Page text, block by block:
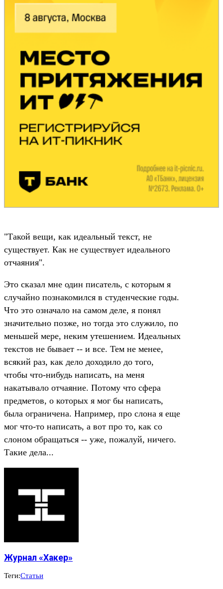
"Такой вещи, как идеальный текст, не
существует. Как не существует идеального
отчаяния".
Это сказал мне один писатель, с которым я
случайно познакомился в студенческие годы.
Что это означало на самом деле, я понял
значительно позже, но тогда это служило, по
меньшей мере, неким утешением. Идеальных
текстов не бывает -- и все. Тем не менее,
всякий раз, как дело доходило до того,
чтобы что-нибудь написать, на меня
накатывало отчаяние. Потому что сфера
предметов, о которых я мог бы написать,
была ограничена. Например, про слона я еще
мог что-то написать, а вот про то, как со
слоном обращаться -- уже, пожалуй, ничего.
Такие дела...
Журнал «Хакер»
Теги:Статьи